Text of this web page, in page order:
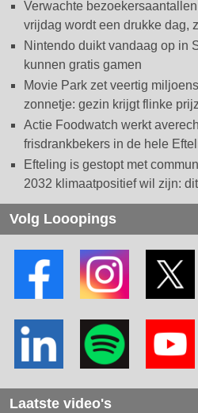
Verwachte
vrijdag wordt een drukke dag,
Nintendo duikt vandaag op in
kunnen gratis gamen
Movie Park zet veertig
zonnetje: gezin krijgt flinke
Actie Foodwatch werkt
frisdrankbekers in de hele
Efteling is gestopt met
2032 klimaatpositief wil zijn:
Volg Looopings
Laatste video's